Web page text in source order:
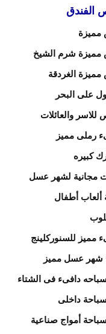
الفندق
شرم الشيخ
الغردقة
على البحر
والعائلات
رملى مميز
كبيره
مجانية لشهر عسل
ألعاب أطفال
مميز للسنوركلينج
شهر عسل مميز
دافىء فى الشتاء
داخلى
أمواج صناعية